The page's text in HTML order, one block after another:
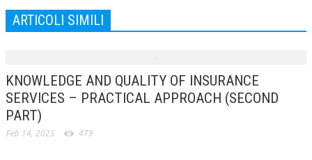
ARTICOLI SIMILI
KNOWLEDGE AND QUALITY OF INSURANCE
SERVICES – PRACTICAL APPROACH (SECOND
PART)
Feb 14, 2025 479